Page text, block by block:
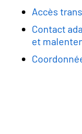
Accès
Contact
et